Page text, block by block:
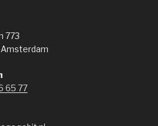
773
65 77